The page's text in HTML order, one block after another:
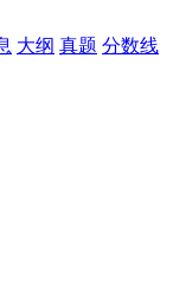
大纲 真题 分数线